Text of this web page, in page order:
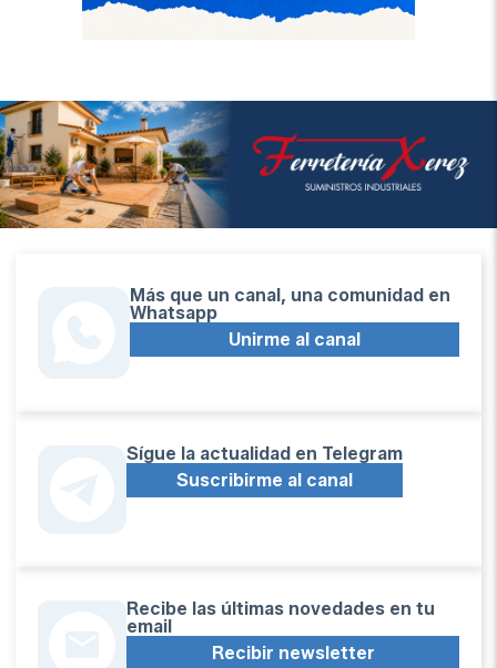
Más que un canal, una comunidad en
Whatsapp
Unirme al canal
Sígue la actualidad en Telegram
Suscribirme al canal
Recibe las últimas novedades en tu
email
Recibir newsletter